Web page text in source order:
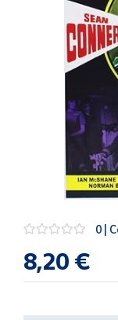
Para Canarias,
Ceuta y Melilla
Nuestros
vendedores
novedades
de Correos
Market
0 |
8,20 €